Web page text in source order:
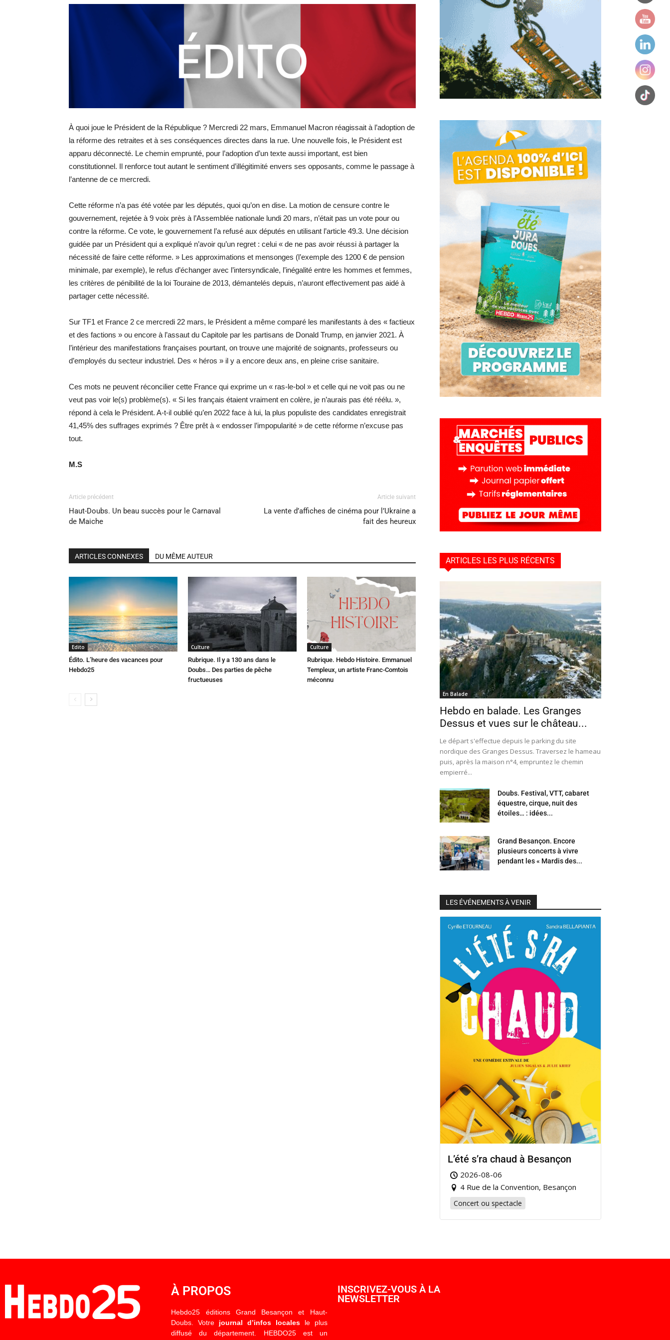
toute
locale
À quoi joue le Président de la République ? Mercredi 22 mars, Emmanuel Macron réagissait à l’adoption de
la réforme des retraites et à ses conséquences directes dans la rue. Une nouvelle fois, le Président est
apparu déconnecté. Le chemin emprunté, pour l’adoption d’un texte aussi important, est bien
constitutionnel. Il renforce tout autant le sentiment d’illégitimité envers ses opposants, comme le passage à
l’antenne de ce mercredi.
Cette réforme n’a pas été votée par les députés, quoi qu’on en dise. La motion de censure contre le
gouvernement, rejetée à 9 voix près à l’Assemblée nationale lundi 20 mars, n’était pas un vote pour ou
contre la réforme. Ce vote, le gouvernement l’a refusé aux députés en utilisant l’article 49.3. Une décision
guidée par un Président qui a expliqué n’avoir qu’un regret : celui « de ne pas avoir réussi à partager la
nécessité de faire cette réforme. » Les approximations et mensonges (l’exemple des 1200 € de pension
minimale, par exemple), le refus d’échanger avec l’intersyndicale, l’inégalité entre les hommes et femmes,
les critères de pénibilité de la loi Touraine de 2013, démantelés depuis, n’auront effectivement pas aidé à
partager cette nécessité.
Sur TF1 et France 2 ce mercredi 22 mars, le Président a même comparé les manifestants à des « factieux
et des factions » ou encore à l’assaut du Capitole par les partisans de Donald Trump, en janvier 2021. À
l’intérieur des manifestations françaises pourtant, on trouve une majorité de soignants, professeurs ou
d’employés du secteur industriel. Des « héros » il y a encore deux ans, en pleine crise sanitaire.
Ces mots ne peuvent réconcilier cette France qui exprime un « ras-le-bol » et celle qui ne voit pas ou ne
veut pas voir le(s) problème(s). « Si les français étaient vraiment en colère, je n’aurais pas été réélu. »,
répond à cela le Président. A-t-il oublié qu’en 2022 face à lui, la plus populiste des candidates enregistrait
41,45% des suffrages exprimés ? Être prêt à « endosser l’impopularité » de cette réforme n’excuse pas
tout.
M.S
Article précédent
Haut-Doubs. Un beau succès pour le Carnaval
de Maiche
Article suivant
La vente d’affiches de cinéma pour l’Ukraine a
fait des heureux
ARTICLES CONNEXES DU MÊME AUTEUR
Edito
Édito. L’heure des vacances pour
Hebdo25
Culture
Rubrique. Il y a 130 ans dans le
Doubs… Des parties de pêche
fructueuses
Culture
Rubrique. Hebdo Histoire. Emmanuel
Templeux, un artiste Franc-Comtois
méconnu
ARTICLES LES PLUS RÉCENTS
En Balade
Hebdo en balade. Les Granges
Dessus et vues sur le château...
Le départ s'effectue depuis le parking du site
nordique des Granges Dessus. Traversez le hameau
puis, après la maison n°4, empruntez le chemin
empierré...
Doubs. Festival, VTT, cabaret
équestre, cirque, nuit des
étoiles… : idées...
Grand Besançon. Encore
plusieurs concerts à vivre
pendant les « Mardis des...
LES ÉVÉNEMENTS À VENIR
L’été s’ra chaud à Besançon
2026-08-06
4 Rue de la Convention, Besançon
Concert ou spectacle
À PROPOS
Hebdo25 éditions Grand Besançon et Haut-
Doubs. Votre journal d’infos localesle plus
diffusé du département. HEBDO25 est un
INSCRIVEZ-VOUS À LA
NEWSLETTER